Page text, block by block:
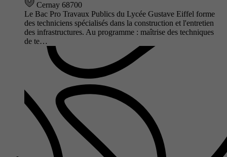
Cernay 68700
Le Bac Pro Travaux Publics du Lycée Gustave Eiffel forme
des techniciens spécialisés dans la construction et l'entretien
des infrastructures. Au programme : maîtrise des techniques
de te…